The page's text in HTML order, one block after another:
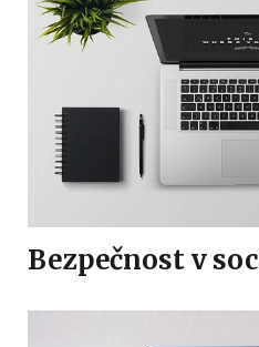
Bezpečnost v